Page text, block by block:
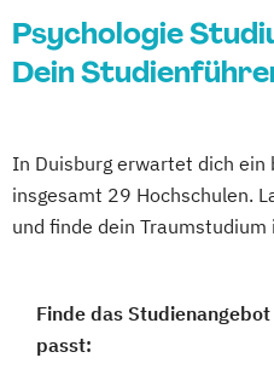
Psychologie
Dein
In Duisburg erwartet dich ein
insgesamt 29 Hochschulen.
und finde dein Traumstudium
Finde das
passt: